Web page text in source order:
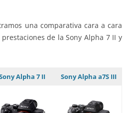
una comparativa cara a cara
de la Sony Alpha 7 II y
Alpha 7 II Sony Alpha a7S III